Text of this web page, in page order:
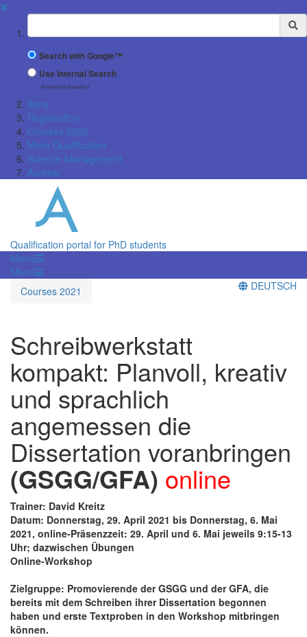
✖
Suchbegriff
Search with Google™
Use Internal Search
(limited result quality)
Aims
Registration
Courses 2026
More Qualification
Science Management
Archive
Qualification portal for PhD students
Menü
Menü
Courses 2021
DEUTSCH
Schreibwerkstatt
kompakt: Planvoll, kreativ
und sprachlich
angemessen die
Dissertation voranbringen
(GSGG/GFA) online
Trainer: David Kreitz
Datum: Donnerstag, 29. April 2021 bis Donnerstag, 6. Mai
2021, online-Präsenzzeit: 29. April und 6. Mai jeweils 9:15-13
Uhr; dazwischen Übungen
Online-Workshop
Zielgruppe: Promovierende der GSGG und der GFA, die
bereits mit dem Schreiben ihrer Dissertation begonnen
haben und erste Textproben in den Workshop mitbringen
können.